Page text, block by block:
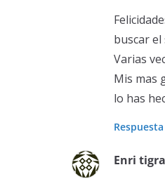
buscar
Varias
Mis mas
lo has
Respuesta
Enri tigra